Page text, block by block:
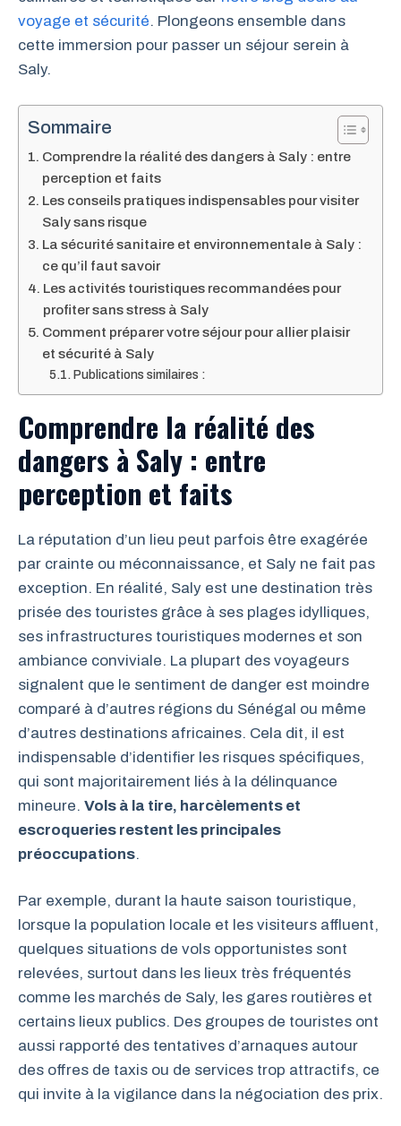
voyage et sécurité. Plongeons ensemble dans
cette immersion pour passer un séjour serein à
Saly.
Sommaire
Comprendre la réalité des dangers à Saly : entre
perception et faits
Les conseils pratiques indispensables pour visiter
Saly sans risque
La sécurité sanitaire et environnementale à Saly :
ce qu’il faut savoir
Les activités touristiques recommandées pour
profiter sans stress à Saly
Comment préparer votre séjour pour allier plaisir
et sécurité à Saly
Publications similaires :
Comprendre la réalité des
dangers à Saly : entre
perception et faits
La réputation d’un lieu peut parfois être exagérée
par crainte ou méconnaissance, et Saly ne fait pas
exception. En réalité, Saly est une destination très
prisée des touristes grâce à ses plages idylliques,
ses infrastructures touristiques modernes et son
ambiance conviviale. La plupart des voyageurs
signalent que le sentiment de danger est moindre
comparé à d’autres régions du Sénégal ou même
d’autres destinations africaines. Cela dit, il est
indispensable d’identifier les risques spécifiques,
qui sont majoritairement liés à la délinquance
mineure. Vols à la tire, harcèlements et
escroqueries restent les principales
préoccupations.
Par exemple, durant la haute saison touristique,
lorsque la population locale et les visiteurs affluent,
quelques situations de vols opportunistes sont
relevées, surtout dans les lieux très fréquentés
comme les marchés de Saly, les gares routières et
certains lieux publics. Des groupes de touristes ont
aussi rapporté des tentatives d’arnaques autour
des offres de taxis ou de services trop attractifs, ce
qui invite à la vigilance dans la négociation des prix.